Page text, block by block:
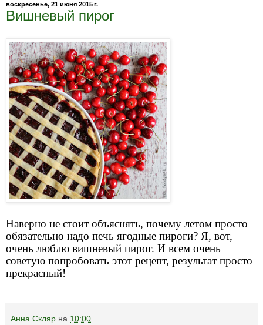
воскресенье, 21 июня 2015 г.
Вишневый пирог
Наверно не стоит объяснять, почему летом просто
обязательно надо печь ягодные пироги? Я, вот,
очень люблю вишневый пирог. И всем очень
советую попробовать этот рецепт, результат просто
прекрасный!
Анна Скляр на 10:00